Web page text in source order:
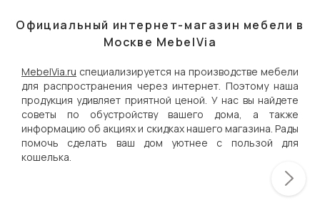
Официальный интернет-магазин мебели в
Москве MebelVia
MebelVia.ru специализируется на производстве мебели
для распространения через интернет. Поэтому наша
продукция удивляет приятной ценой. У нас вы найдете
советы по обустройству вашего дома, а также
информацию об акциях и скидках нашего магазина. Рады
помочь сделать ваш дом уютнее с пользой для
кошелька.